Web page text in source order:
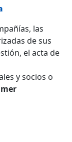
las
de sus
el acta de
y socios o